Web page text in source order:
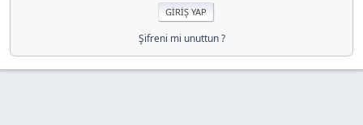
Şifreni mi unuttun ?